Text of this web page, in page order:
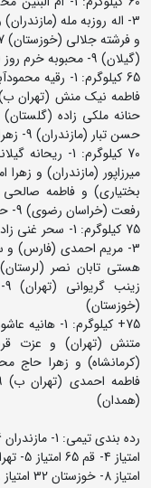
(گیلان) 9- محبوبه خرم روز (خراسان جنوبی) 10- حنیفا عیوضی (تهران)
حسن تبار (مازندران) 9- زهرا ابراهیمی (کرمانشاه) 10- مریم عبدالهی (البرز)
رفعت (خراسان رضوی) 9- حدیثه احمدی (البرز) 10- حدیث رشنو (اروند)
(خوزستان)
(همدان)
امتیاز 8- خوزستان 32 امتیاز 9- زنجان 27 امتیاز 10- البرز 26 امتیاز